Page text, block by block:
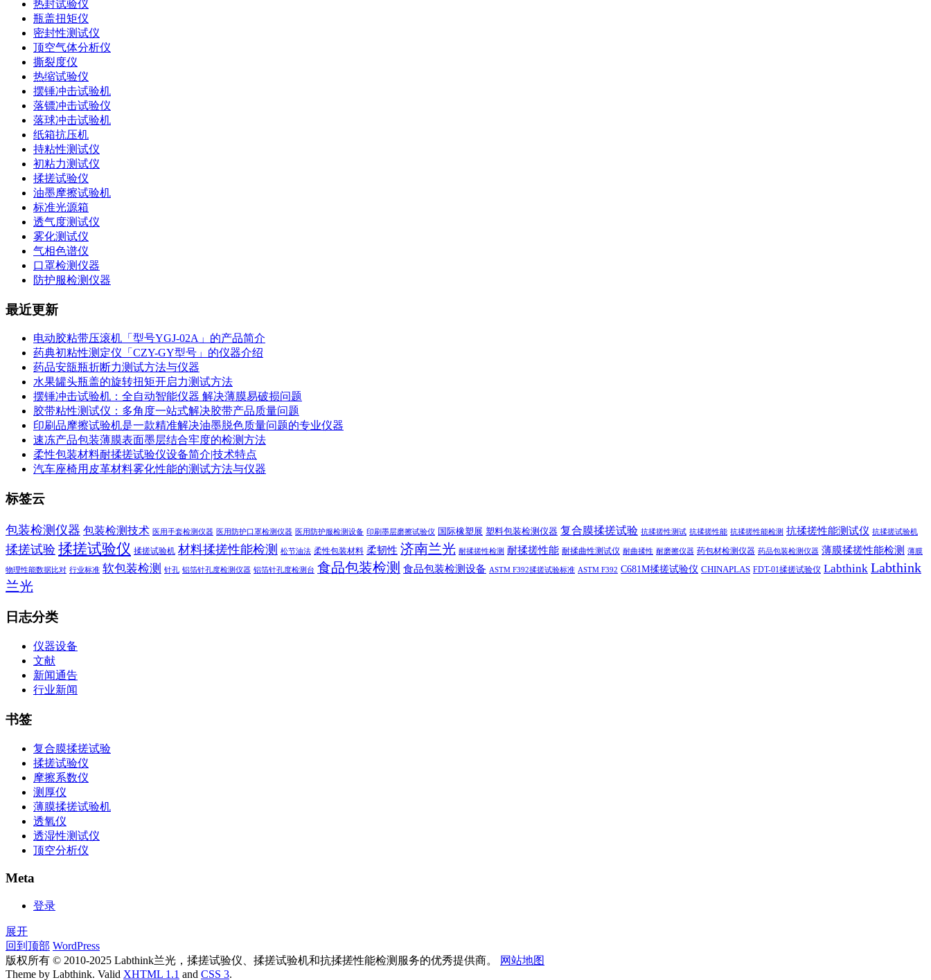
热封试验仪
瓶盖扭矩仪
密封性测试仪
顶空气体分析仪
撕裂度仪
热缩试验仪
摆锤冲击试验机
落镖冲击试验仪
落球冲击试验机
纸箱抗压机
持粘性测试仪
初粘力测试仪
揉搓试验仪
油墨摩擦试验机
标准光源箱
透气度测试仪
雾化测试仪
气相色谱仪
口罩检测仪器
防护服检测仪器
最近更新
电动胶粘带压滚机「型号YGJ-02A」的产品简介
药典初粘性测定仪「CZY-GY型号」的仪器介绍
药品安瓿瓶折断力测试方法与仪器
水果罐头瓶盖的旋转扭矩开启力测试方法
摆锤冲击试验机：全自动智能仪器 解决薄膜易破损问题
胶带粘性测试仪：多角度一站式解决胶带产品质量问题
印刷品摩擦试验机是一款精准解决油墨脱色质量问题的专业仪器
速冻产品包装薄膜表面墨层结合牢度的检测方法
柔性包装材料耐揉搓试验仪设备简介|技术特点
汽车座椅用皮革材料雾化性能的测试方法与仪器
标签云
包装检测仪器 包装检测技术 医用手套检测仪器 医用防护口罩检测仪器 医用防护服检测设备 印刷墨层磨擦试验仪 国际橡塑展 塑料包装检测仪器 复合膜揉搓试验 抗揉搓性测试 抗揉搓性能 抗揉搓性能检测 抗揉搓性能测试仪 抗揉搓试验机
揉搓试验 揉搓试验仪 揉搓试验机 材料揉搓性能检测 松节油法 柔性包装材料 柔韧性 济南兰光 耐揉搓性检测 耐揉搓性能 耐揉曲性测试仪 耐曲揉性 耐磨擦仪器 药包材检测仪器 药品包装检测仪器 薄膜揉搓性能检测 薄膜
物理性能数据比对 行业标准 软包装检测 针孔 铝箔针孔度检测仪器 铝箔针孔度检测台 食品包装检测 食品包装检测设备 ASTM F392揉搓试验标准 ASTM F392 C681M揉搓试验仪 CHINAPLAS FDT-01揉搓试验仪 Labthink Labthink
兰光
日志分类
仪器设备
文献
新闻通告
行业新闻
书签
复合膜揉搓试验
揉搓试验仪
摩擦系数仪
测厚仪
薄膜揉搓试验机
透氧仪
透湿性测试仪
顶空分析仪
Meta
登录
展开
回到顶部 WordPress
版权所有 © 2010-2025 Labthink兰光，揉搓试验仪、揉搓试验机和抗揉搓性能检测服务的优秀提供商。
网站地图
Theme by Labthink. Valid XHTML 1.1 and CSS 3.